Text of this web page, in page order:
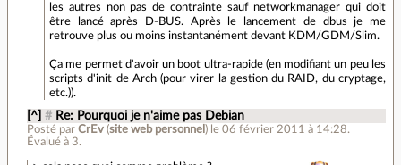
les autres non pas de contrainte sauf networkmanager qui doit
être lancé après D-BUS. Après le lancement de dbus je me
retrouve plus ou moins instantanément devant KDM/GDM/Slim.
Ça me permet d'avoir un boot ultra-rapide (en modifiant un peu les
scripts d'init de Arch (pour virer la gestion du RAID, du cryptage,
etc.)).
[^] # Re: Pourquoi je n'aime pas Debian
Posté par CrEv(site web personnel ) le 06 février 2011 à 14:28.
Évalué à 3.